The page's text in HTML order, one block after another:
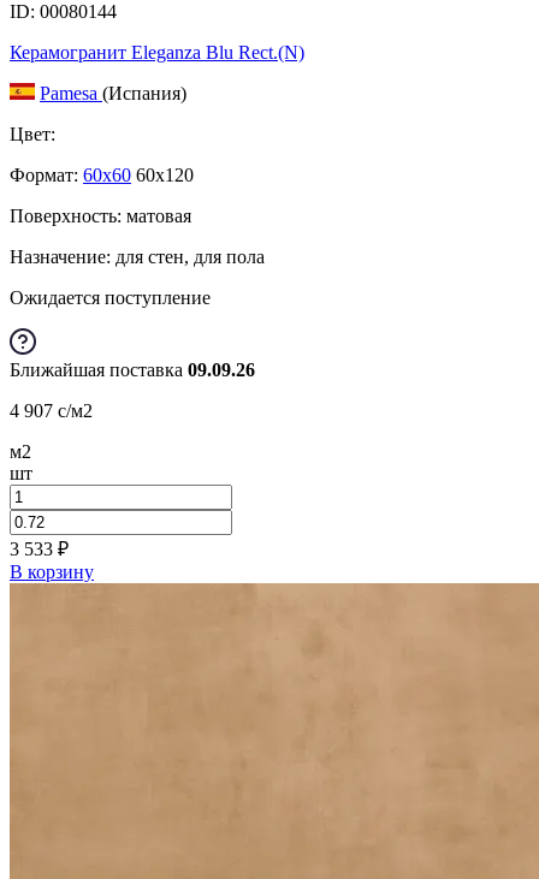
ID: 00080144
Керамогранит Eleganza Blu Rect.(N)
Pamesa (Испания)
Цвет:
Формат: 60x60 60x120
Поверхность: матовая
Назначение: для стен, для пола
Ожидается поступление
Ближайшая поставка 09.09.26
4 907 c/м2
м2
шт
3 533 ₽
В корзину